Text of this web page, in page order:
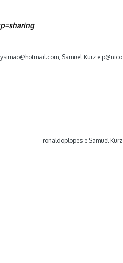
, Samuel Kurz e p@nico
ronaldoplopes e Samuel Kurz